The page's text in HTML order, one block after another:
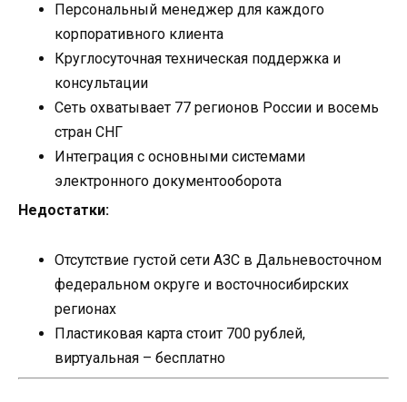
Персональный менеджер для каждого
корпоративного клиента
Круглосуточная техническая поддержка и
консультации
Сеть охватывает 77 регионов России и восемь
стран СНГ
Интеграция с основными системами
электронного документооборота
Недостатки:
Отсутствие густой сети АЗС в Дальневосточном
федеральном округе и восточносибирских
регионах
Пластиковая карта стоит 700 рублей,
виртуальная – бесплатно